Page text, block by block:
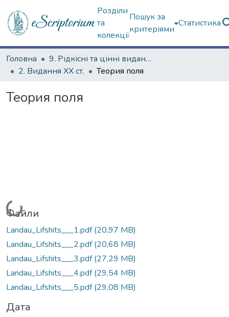
Розділи
та
колекції
Пошук за
критеріями
Статистика
Головна
9. Рідкісні та цінні видання
2. Видання ХХ ст.
Теория поля
Теория поля
Вантажиться...
Файли
Landau_Lifshits___1.pdf(20,97 MB)
Landau_Lifshits___2.pdf(20,68 MB)
Landau_Lifshits___3.pdf(27,29 MB)
Landau_Lifshits___4.pdf(29,54 MB)
Landau_Lifshits___5.pdf(29,08 MB)
Дата